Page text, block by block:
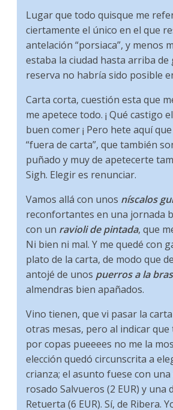
Lugar que todo quisque me
ciertamente el único en el que
antelación “porsiaca”, y menos
estaba la ciudad hasta arriba de
reserva no habría sido posible
Carta corta, cuestión esta que
me apetece todo. ¡ Qué castigo
buen comer ¡ Pero hete aquí
“fuera de carta”, que también
puñado y muy de apetecerte
Sigh. Elegir es renunciar.
Vamos allá con unos níscalos
reconfortantes en una jornada
con un ravioli de pintada, que
Ni bien ni mal. Y me quedé con
plato de la carta, de modo que
antojé de unos puerros a la
almendras bien apañados.
Vino tienen, que vi pasar la
otras mesas, pero al indicar
por copas pueeees no me la
elección quedó circunscrita a
crianza; el asunto fuese con una
rosado Salvueros (2 EUR) y una
Retuerta (6 EUR). Sí, de Ribera.